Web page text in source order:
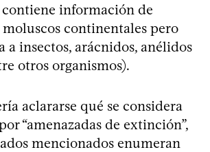
información de
continentales pero
a insectos, arácnidos, anélidos
otros organismos).
aclararse qué se considera
“amenazadas de extinción”,
mencionados enumeran